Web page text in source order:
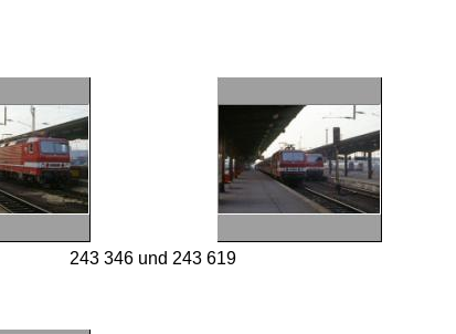
243 346 und 243 619